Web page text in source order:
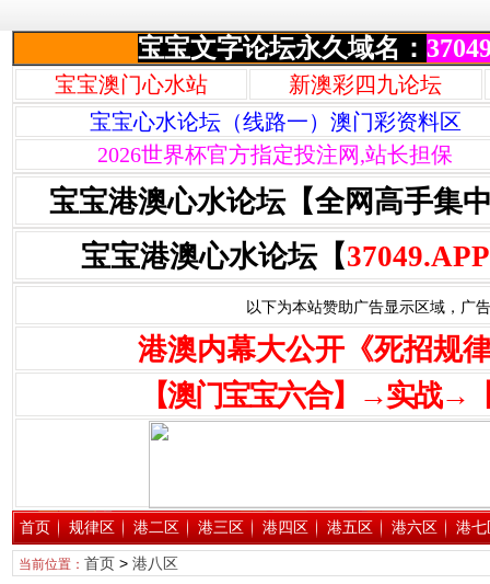
宝宝文字论坛永久域名：
宝宝澳门心水站
新澳彩四九论坛
宝宝心水论坛（线路一）澳门彩资料区
2026世界杯官方指定投注网,站长担保
宝宝港澳心水论坛【全网高手集
宝宝港澳心水论坛【37049.APP
以下为本站赞助广告显示区域，广
港澳内幕大公开《死招规
【澳门宝宝六合】→实战→
首页 规律区 港二区 港三区 港四区 港五区 港六区 港七
当前位置： 首页> 港八区